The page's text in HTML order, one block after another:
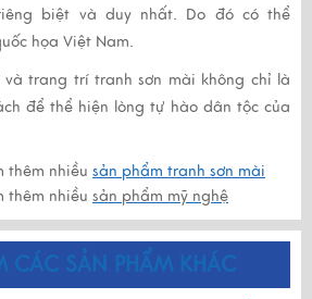
biệt và duy nhất. Do đó có thể
họa Việt Nam.
và trang trítranh sơn mài không chỉ là
để thể hiện lòng tự hào dân tộc của
thêm nhiều sản phẩm tranh sơn mài
thêm nhiều sản phẩm mỹ nghệ
CÁC SẢN PHẨM KHÁC